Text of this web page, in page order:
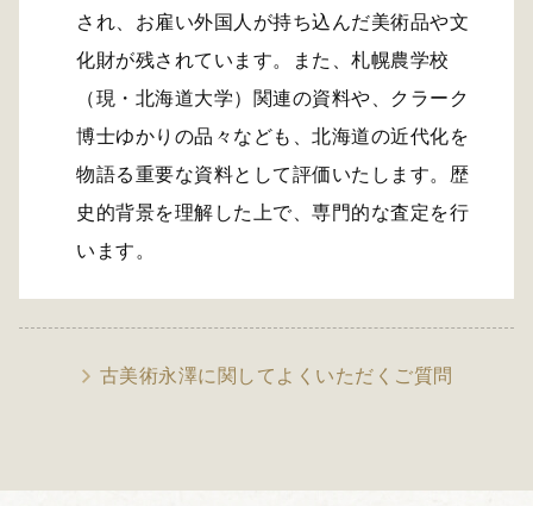
され、お雇い外国人が持ち込んだ美術品や文
化財が残されています。また、札幌農学校
（現・北海道大学）関連の資料や、クラーク
博士ゆかりの品々なども、北海道の近代化を
物語る重要な資料として評価いたします。歴
史的背景を理解した上で、専門的な査定を行
います。
古美術永澤に関してよくいただくご質問